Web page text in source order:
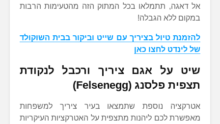
אל דאגה, תתמלאו בכל המתוק הזה מהטעימות הרבות
במקום ללא הגבלה!
להזמנת טיול בציריך עם שייט וביקור בבית השוקולד
של לינדט לחצו כאן
שיט על אגם ציריך ורכבל לנקודת
תצפית פלסנג (Felsenegg)
אטרקציה נוספת שתמצאו בעיר ציריך למשפחות
מאפשרת לכם ליהנות מתצפית על האטרקציות העיקריות